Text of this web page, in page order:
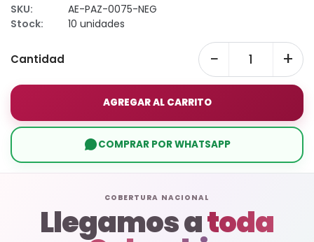
SKU:
AE-PAZ-0075-NEG
Stock:
10 unidades
Cantidad − +
AGREGAR AL CARRITO
COMPRAR POR WHATSAPP
COBERTURA NACIONAL
Llegamos atoda